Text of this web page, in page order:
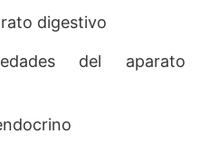
digestivo
del aparato